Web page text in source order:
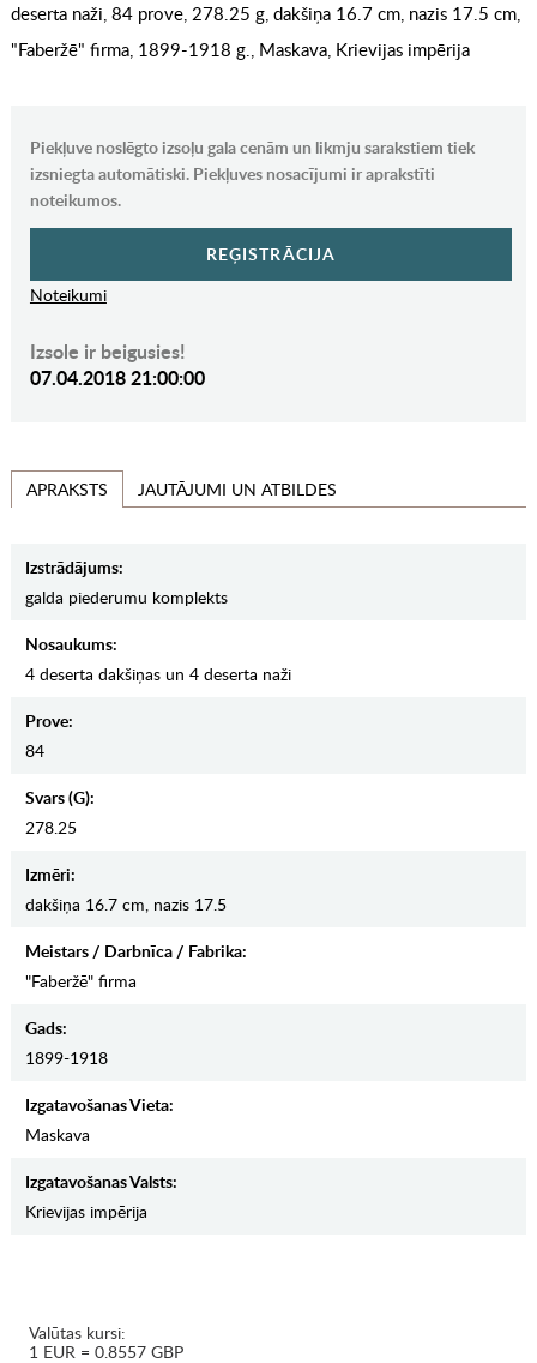
deserta naži, 84 prove, 278.25 g, dakšiņa 16.7 cm, nazis 17.5 cm,
"Faberžē" firma, 1899-1918 g., Maskava, Krievijas impērija
Piekļuve noslēgto izsoļu gala cenām un likmju sarakstiem tiek
izsniegta automātiski. Piekļuves nosacījumi ir aprakstīti
noteikumos.
REĢISTRĀCIJA
Noteikumi
Izsole ir beigusies!
07.04.2018 21:00:00
APRAKSTS JAUTĀJUMI UN ATBILDES
Izstrādājums:
galda piederumu komplekts
Nosaukums:
4 deserta dakšiņas un 4 deserta naži
Prove:
84
Svars (g):
278.25
Izmēri:
dakšiņa 16.7 cm, nazis 17.5
Meistars / Darbnīca / Fabrika:
"Faberžē" firma
Gads:
1899-1918
Izgatavošanas Vieta:
Maskava
Izgatavošanas Valsts:
Krievijas impērija
Valūtas kursi:
1 EUR = 0.8557 GBP